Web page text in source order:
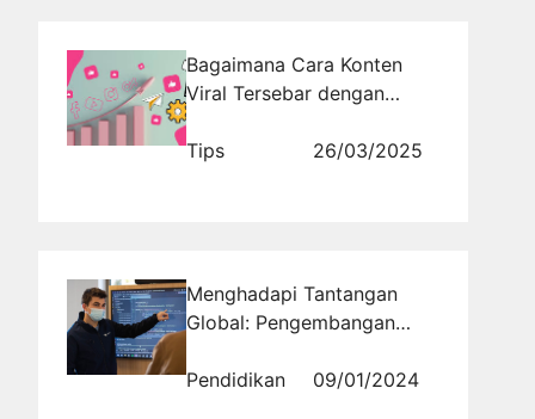
Bagaimana Cara Konten
Viral Tersebar dengan
Tips
26/03/2025
Menghadapi Tantangan
Global: Pengembangan
Pendidikan
09/01/2024